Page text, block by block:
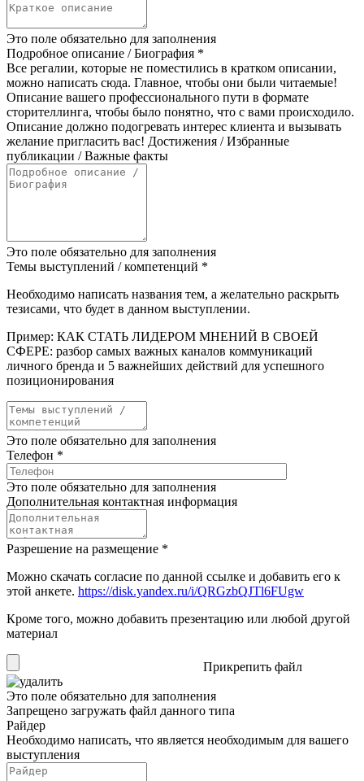
Это поле обязательно для заполнения
Подробное описание / Биография *
Все регалии, которые не поместились в кратком описании,
можно написать сюда. Главное, чтобы они были читаемые!
Описание вашего профессионального пути в формате
сторителлинга, чтобы было понятно, что с вами происходило.
Описание должно подогревать интерес клиента и вызывать
желание пригласить вас! Достижения / Избранные
публикации / Важные факты
Это поле обязательно для заполнения
Темы выступлений / компетенций *
Необходимо написать названия тем, а желательно раскрыть
тезисами, что будет в данном выступлении.
Пример: КАК СТАТЬ ЛИДЕРОМ МНЕНИЙ В СВОЕЙ
СФЕРЕ: разбор самых важных каналов коммуникаций
личного бренда и 5 важнейших действий для успешного
позиционирования
Это поле обязательно для заполнения
Телефон *
Это поле обязательно для заполнения
Дополнительная контактная информация
Разрешение на размещение *
Можно скачать согласие по данной ссылке и добавить его к
этой анкете. https://disk.yandex.ru/i/QRGzbQJTl6FUgw
Кроме того, можно добавить презентацию или любой другой
материал
Прикрепить файл
Это поле обязательно для заполнения
Запрещено загружать файл данного типа
Райдер
Необходимо написать, что является необходимым для вашего
выступления